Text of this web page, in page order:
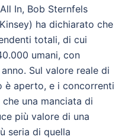
In, Bob Sternfels
ha dichiarato che
totali, di cui
umani, con
Sul valore reale di
aperto, e i concorrenti
una manciata di
più valore di una
seria di quella